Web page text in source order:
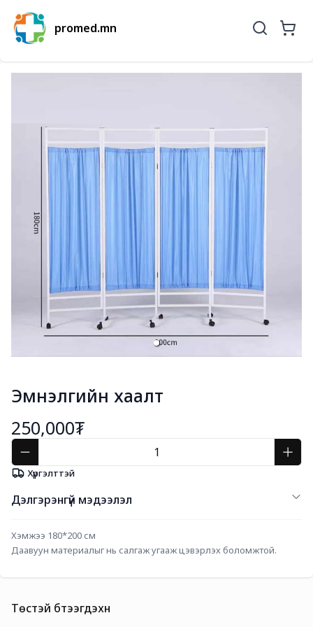
promed.mn
Эмнэлгийн хаалт
250,000₮
Хүргэлттэй
Дэлгэрэнгүй мэдээлэл
Хэмжээ 180*200 см
Даавуун материалыг нь салгаж угааж цэвэрлэх боломжтой.
Төстэй бүтээгдэхүүн